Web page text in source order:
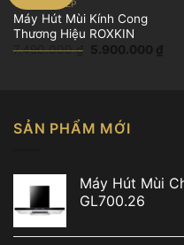
THIẾT BỊ BẾP
Máy Hút Mùi Kính Cong
Thương Hiệu ROXKIN
7.490.000₫
Giá
5.900.000 ₫
SẢN PHẨM MỚI
Máy Hút Mùi
GL700.26